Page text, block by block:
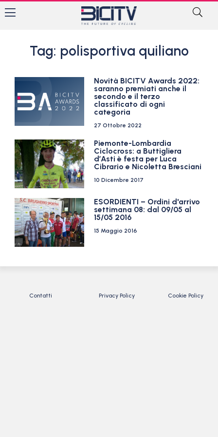
Tag: polisportiva quiliano
Novità BICITV Awards 2022:
saranno premiati anche il
secondo e il terzo
classificato di ogni
categoria
27 Ottobre 2022
Piemonte-Lombardia
Ciclocross: a Buttigliera
d’Asti è festa per Luca
Cibrario e Nicoletta Bresciani
10 Dicembre 2017
ESORDIENTI – Ordini d'arrivo
settimana 08: dal 09/05 al
15/05 2016
15 Maggio 2016
Contatti Privacy Policy Cookie Policy